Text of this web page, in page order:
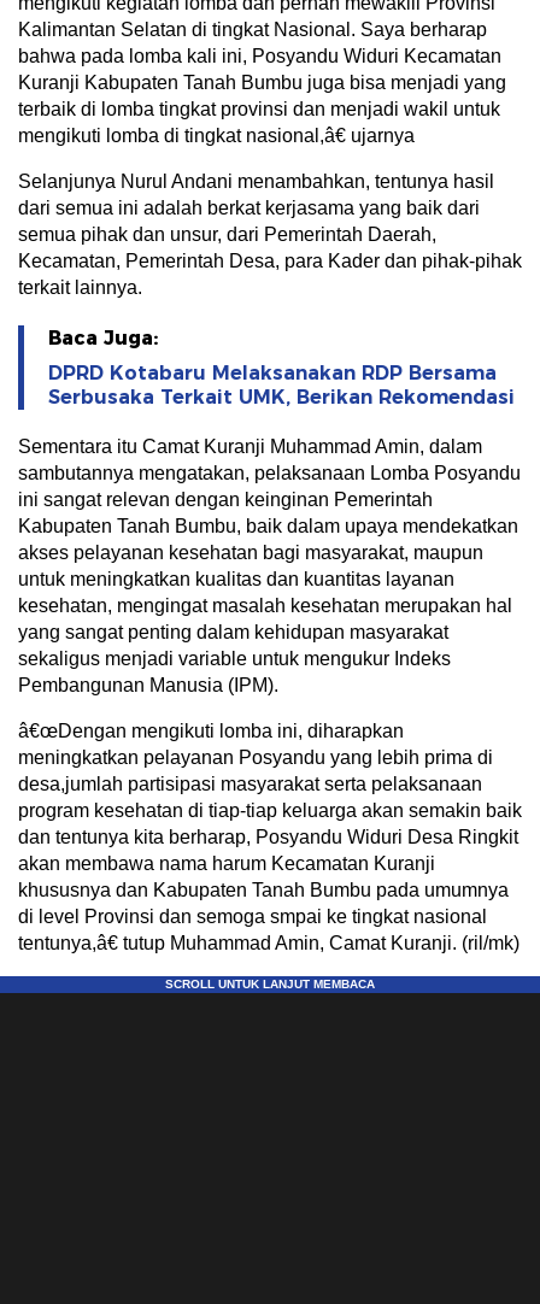
Kalimantan Selatan di tingkat Nasional. Saya berharap
bahwa pada lomba kali ini, Posyandu Widuri Kecamatan
Kuranji Kabupaten Tanah Bumbu juga bisa menjadi yang
terbaik di lomba tingkat provinsi dan menjadi wakil untuk
mengikuti lomba di tingkat nasional,â€ ujarnya
Selanjunya Nurul Andani menambahkan, tentunya hasil
dari semua ini adalah berkat kerjasama yang baik dari
semua pihak dan unsur, dari Pemerintah Daerah,
Kecamatan, Pemerintah Desa, para Kader dan pihak-pihak
terkait lainnya.
Baca Juga:
DPRD Kotabaru Melaksanakan RDP Bersama
Serbusaka Terkait UMK, Berikan Rekomendasi
Sementara itu Camat Kuranji Muhammad Amin, dalam
sambutannya mengatakan, pelaksanaan Lomba Posyandu
ini sangat relevan dengan keinginan Pemerintah
Kabupaten Tanah Bumbu, baik dalam upaya mendekatkan
akses pelayanan kesehatan bagi masyarakat, maupun
untuk meningkatkan kualitas dan kuantitas layanan
kesehatan, mengingat masalah kesehatan merupakan hal
yang sangat penting dalam kehidupan masyarakat
sekaligus menjadi variable untuk mengukur Indeks
Pembangunan Manusia (IPM).
â€œDengan mengikuti lomba ini, diharapkan
meningkatkan pelayanan Posyandu yang lebih prima di
desa,jumlah partisipasi masyarakat serta pelaksanaan
program kesehatan di tiap-tiap keluarga akan semakin baik
dan tentunya kita berharap, Posyandu Widuri Desa Ringkit
akan membawa nama harum Kecamatan Kuranji
khususnya dan Kabupaten Tanah Bumbu pada umumnya
di level Provinsi dan semoga smpai ke tingkat nasional
tentunya,â€ tutup Muhammad Amin, Camat Kuranji. (ril/mk)